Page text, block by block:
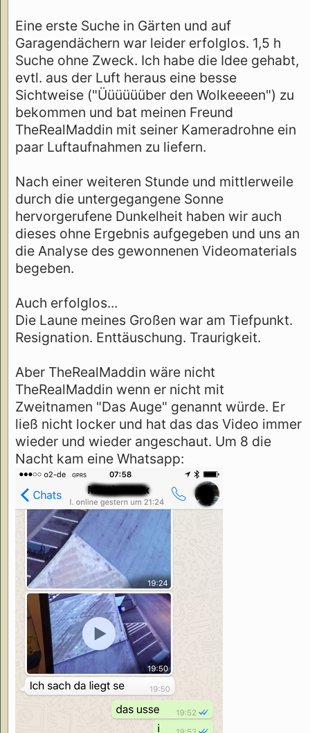
Eine erste Suche in Gärten und auf
Garagendächern war leider erfolglos. 1,5 h
Suche ohne Zweck. Ich habe die Idee gehabt,
evtl. aus der Luft heraus eine besse
Sichtweise ("Üüüüüüber den Wolkeeeen") zu
bekommen und bat meinen Freund
TheRealMaddin mit seiner Kameradrohne ein
paar Luftaufnahmen zu liefern.
Nach einer weiteren Stunde und mittlerweile
durch die untergegangene Sonne
hervorgerufene Dunkelheit haben wir auch
dieses ohne Ergebnis aufgegeben und uns an
die Analyse des gewonnenen Videomaterials
begeben.
Auch erfolglos...
Die Laune meines Großen war am Tiefpunkt.
Resignation. Enttäuschung. Traurigkeit.
Aber TheRealMaddin wäre nicht
TheRealMaddin wenn er nicht mit
Zweitnamen "Das Auge" genannt würde. Er
ließ nicht locker und hat das das Video immer
wieder und wieder angeschaut. Um 8 die
Nacht kam eine Whatsapp: